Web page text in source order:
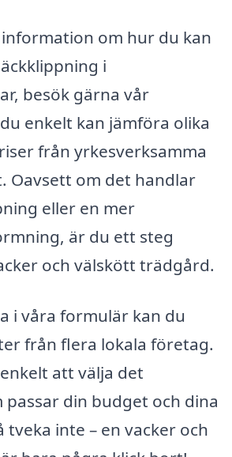
om hur du kan
i
besök gärna vår
enkelt kan jämföra olika
från yrkesverksamma
Oavsett om det handlar
eller en mer
är du ett steg
och välskött trädgård.
i våra formulär kan du
från flera lokala företag.
att välja det
din budget och dina
tveka inte – en vacker och